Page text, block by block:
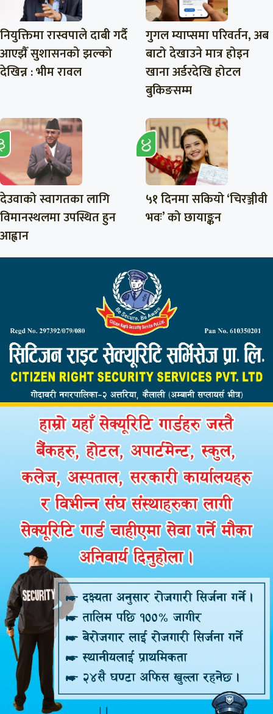
नियुक्तिमा रास्वपाले दाबी गर्दै
आएझैँ सुशासनको झल्को
देखिन्न : भीम रावल
गुगल म्याप्समा परिवर्तन, अब
बाटो देखाउने मात्र होइन
खाना अर्डरदेखि होटल
बुकिङसम्म
देउवाको स्वागतका लागि
विमानस्थलमा उपस्थित हुन
आह्वान
५१ दिनमा सकियो ‘चिरञ्जीवी
भवः’ को छायाङ्कन